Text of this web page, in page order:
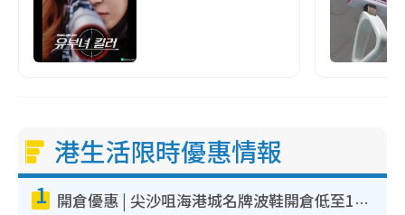
港生活限時優惠情報
1 開倉優惠 | 尖沙咀海港城名牌波鞋開倉低至1折！On鞋$899起／Joy&Peace鞋履$98起